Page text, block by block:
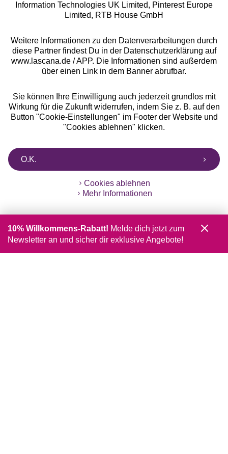
** Bonität vorausgesetzt, berechtigt zur Bonitätsprüfung
Information Technologies UK Limited, Pinterest Europe
Limited, RTB House GmbH
Weitere Informationen zu den Datenverarbeitungen durch
diese Partner findest Du in der Datenschutzerklärung auf
www.lascana.de / APP. Die Informationen sind außerdem
über einen Link in dem Banner abrufbar.
Sie können Ihre Einwilligung auch jederzeit grundlos mit
Wirkung für die Zukunft widerrufen, indem Sie z. B. auf den
Button "Cookie-Einstellungen" im Footer der Website und
"Cookies ablehnen" klicken.
O.K.
Cookies ablehnen
Mehr Informationen
10% Willkommens-Rabatt! Melde dich jetzt zum
Newsletter an und sicher dir exklusive Angebote!